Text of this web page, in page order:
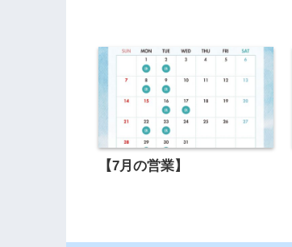
【7月の営業】